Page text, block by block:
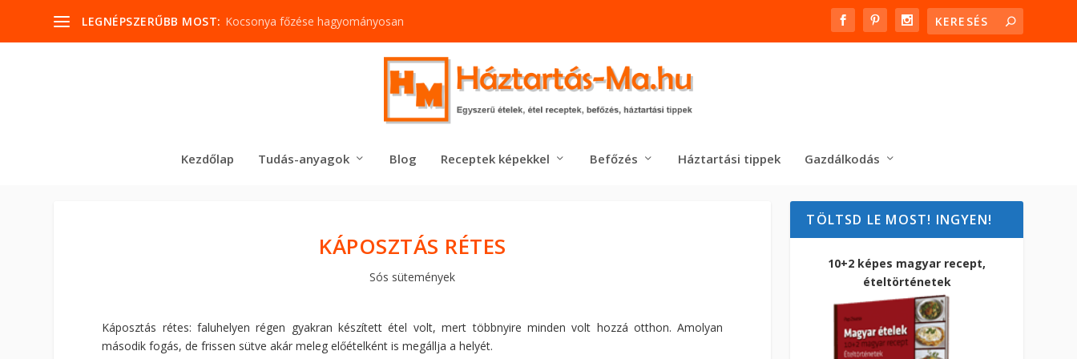
LEGNÉPSZERŰBB MOST: Kocsonya főzése hagyományosan
Kezdőlap Tudás-anyagok Blog Receptek képekkel Befőzés Háztartási tippek Gazdálkodás
KÁPOSZTÁS RÉTES
Sós sütemények
Káposztás rétes: faluhelyen régen gyakran készített étel volt, mert többnyire minden volt hozzá otthon. Amolyan
második fogás, de frissen sütve akár meleg előételként is megállja a helyét.
TÖLTSD LE MOST! INGYEN!
10+2 képes magyar recept,
ételtörténetek